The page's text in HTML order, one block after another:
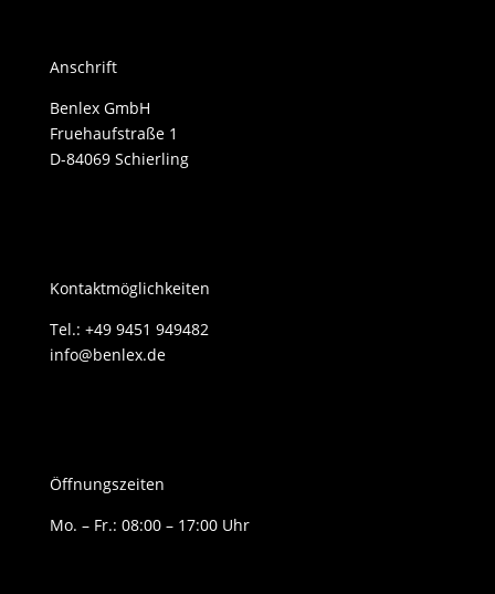
Anschrift
Benlex GmbH
Fruehaufstraße 1
D-84069 Schierling
Kontaktmöglichkeiten
Tel.: +49 9451 949482
info@benlex.de
Öffnungszeiten
Mo. – Fr.: 08:00 – 17:00 Uhr